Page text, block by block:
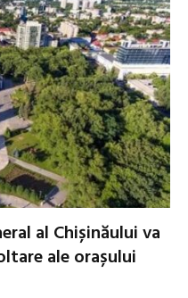
al Chișinăului va
ale orașului